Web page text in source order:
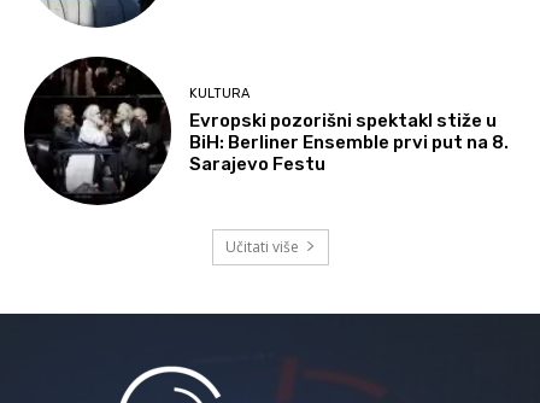
KULTURA
Evropski pozorišni spektakl stiže u
BiH: Berliner Ensemble prvi put na 8.
Sarajevo Festu
Učitati više